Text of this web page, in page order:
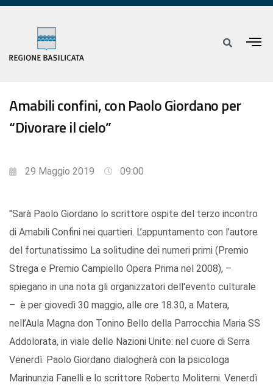
Amabili confini, con Paolo Giordano per
“Divorare il cielo”
29 Maggio 2019 09:00
"Sarà Paolo Giordano lo scrittore ospite del terzo incontro
di Amabili Confini nei quartieri. L’appuntamento con l’autore
del fortunatissimo La solitudine dei numeri primi (Premio
Strega e Premio Campiello Opera Prima nel 2008), –
spiegano in una nota gli organizzatori dell'evento culturale
– è per giovedì 30 maggio, alle ore 18.30, a Matera,
nell’Aula Magna don Tonino Bello della Parrocchia Maria SS
Addolorata, in viale delle Nazioni Unite: nel cuore di Serra
Venerdì. Paolo Giordano dialogherà con la psicologa
Marinunzia Fanelli e lo scrittore Roberto Moliterni. Venerdì